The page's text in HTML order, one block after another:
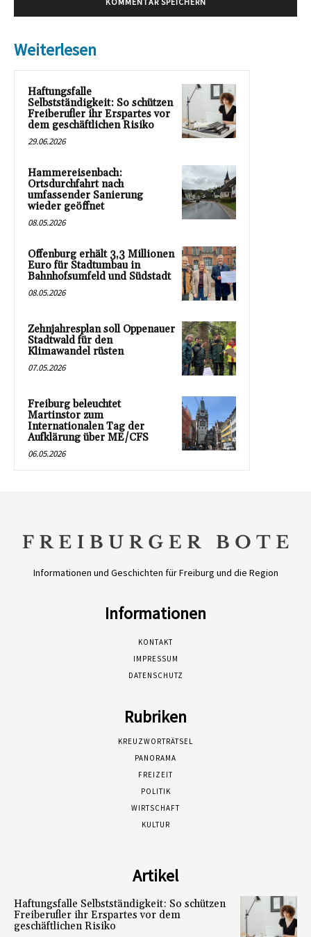
Weiterlesen
Haftungsfalle
Selbstständigkeit: So schützen
Freiberufler ihr Erspartes vor
dem geschäftlichen Risiko
29.06.2026
Hammereisenbach:
Ortsdurchfahrt nach
umfassender Sanierung
wieder geöffnet
08.05.2026
Offenburg erhält 3,3 Millionen
Euro für Stadtumbau in
Bahnhofsumfeld und Südstadt
08.05.2026
Zehnjahresplan soll Oppenauer
Stadtwald für den
Klimawandel rüsten
07.05.2026
Freiburg beleuchtet
Martinstor zum
Internationalen Tag der
Aufklärung über ME/CFS
06.05.2026
Informationen und Geschichten für Freiburg und die Region
Informationen
KONTAKT
IMPRESSUM
DATENSCHUTZ
Rubriken
KREUZWORTRÄTSEL
PANORAMA
FREIZEIT
POLITIK
WIRTSCHAFT
KULTUR
Artikel
Haftungsfalle Selbstständigkeit: So schützen
Freiberufler ihr Erspartes vor dem
geschäftlichen Risiko